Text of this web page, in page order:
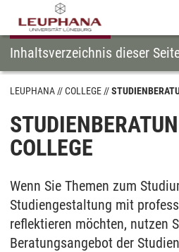
LEUPHANA COLLEGE
COLLEGE
Wenn Sie Themen zum
Studiengestaltung mit
reflektieren möchten, nutzen
Beratungsangebot der
Inhaltsverzeichnis dieser